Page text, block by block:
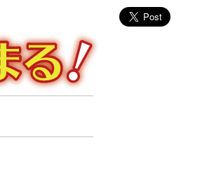
動画配信ガイド
Rakuten PLAY
無料テレビ
Rチャンネル